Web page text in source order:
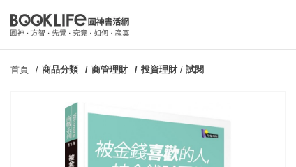
首頁 商品分類 商管理財 投資理財/ 試閱